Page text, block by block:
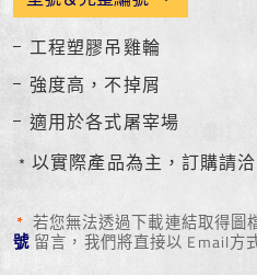
工程塑膠吊雞輪
強度高，不掉屑
適用於各式屠宰場
﹡以實際產品為主，訂購請
* 若您無法透過下載連結取得圖
號 留言，我們將直接以 Email方